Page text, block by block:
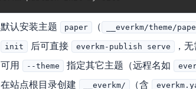
默认安装主题 paper （ __everkm/theme/
init 后可直接 everkm-publish serve ，无
可用 --theme 指定其它主题（远程名如
在站点根目录创建
__everkm/ （含